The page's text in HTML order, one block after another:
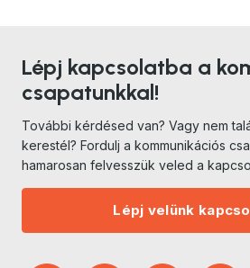
Lépj kapcsolatba a
csapatunkkal!
További kérdésed van? Vagy nem
kerestél? Fordulj a kommunikációs
hamarosan felvesszük veled a
Lépj velünk